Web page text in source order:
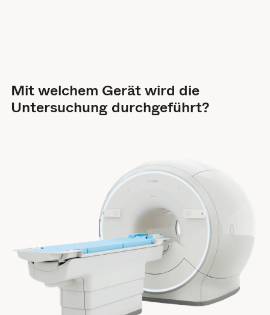
Mit welchem Gerät wird die
Untersuchung durchgeführt?